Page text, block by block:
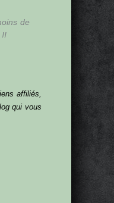
de
!!
affiliés,
qui vous